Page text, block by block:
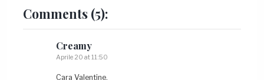
Comments (5):
Creamy
Aprile 20 at 11:50
Cara Valentine,